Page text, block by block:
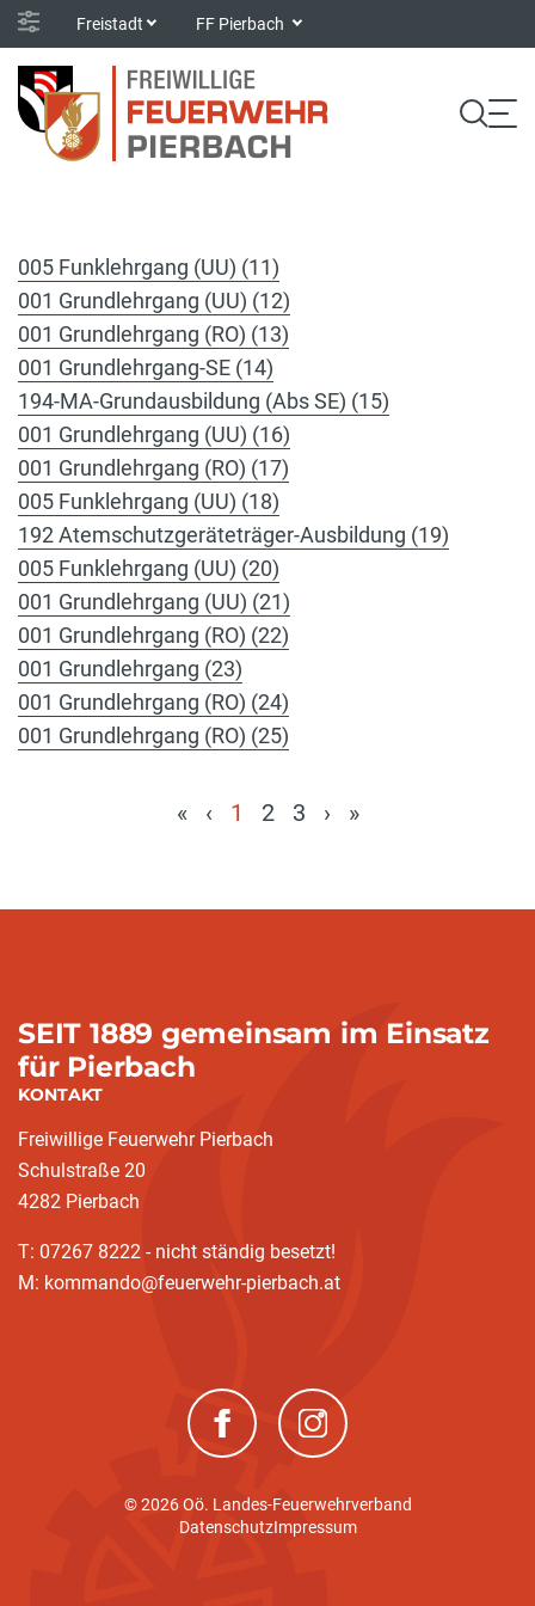
Freistadt FF Pierbach
005 Funklehrgang (UU) (11)
001 Grundlehrgang (UU) (12)
001 Grundlehrgang (RO) (13)
001 Grundlehrgang-SE (14)
194-MA-Grundausbildung (Abs SE) (15)
001 Grundlehrgang (UU) (16)
001 Grundlehrgang (RO) (17)
005 Funklehrgang (UU) (18)
192 Atemschutzgeräteträger-Ausbildung (19)
005 Funklehrgang (UU) (20)
001 Grundlehrgang (UU) (21)
001 Grundlehrgang (RO) (22)
001 Grundlehrgang (23)
001 Grundlehrgang (RO) (24)
001 Grundlehrgang (RO) (25)
« ‹ 1 2 3 › »
SEIT 1889 gemeinsam im Einsatz
für Pierbach
KONTAKT
Freiwillige Feuerwehr Pierbach
Schulstraße 20
4282 Pierbach
T: 07267 8222 - nicht ständig besetzt!
M: kommando@feuerwehr-pierbach.at
(neues Fenster)(neues Fenster)
© 2026 Oö. Landes-Feuerwehrverband
DatenschutzImpressum